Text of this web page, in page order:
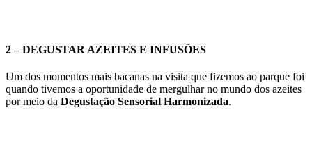
2 – DEGUSTAR AZEITES E INFUSÕES
Um dos momentos mais bacanas na visita que fizemos ao parque foi
quando tivemos a oportunidade de mergulhar no mundo dos azeites
por meio da Degustação Sensorial Harmonizada.